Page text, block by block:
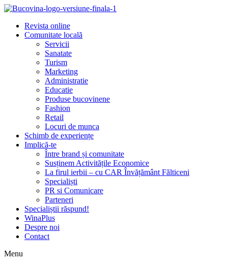
Revista online
Comunitate locală
Servicii
Sanatate
Turism
Marketing
Administratie
Educatie
Produse bucovinene
Fashion
Retail
Locuri de munca
Schimb de experiențe
Implică-te
Între brand și comunitate
Susținem Activitățile Economice
La firul ierbii – cu CAR Învățământ Fălticeni
Specialiști
PR si Comunicare
Parteneri
Specialiștii răspund!
WinaPlus
Despre noi
Contact
Menu